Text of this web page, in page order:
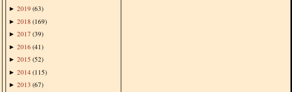
► 2019 (63)
► 2018 (169)
► 2017 (39)
► 2016 (41)
► 2015 (52)
► 2014 (115)
► 2013 (67)